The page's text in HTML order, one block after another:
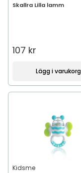
Skallra Lilla lamm
107 kr
Lägg i varukorg
Kidsme